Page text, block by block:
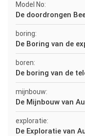
Model No:
De doordrongen
boring:
De Boring van de
boren:
De boring van de
mijnbouw:
De Mijnbouw van
exploratie:
De Exploratie van